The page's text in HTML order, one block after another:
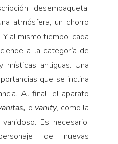
desempaqueta,
atmósfera, un chorro
al mismo tiempo, cada
a la categoría de
místicas antiguas. Una
que se inclina
Al final, el aparato
o vanity, como la
Es necesario,
de nuevas